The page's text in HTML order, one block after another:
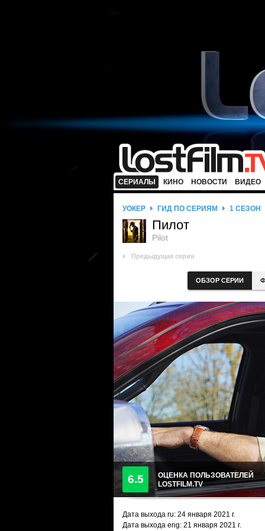
СЕРИАЛЫ КИНО НОВОСТИ ВИДЕО
УОКЕР ГИД ПО СЕРИЯМ 1 СЕЗОН
Пилот
Pilot
Предыдущая серия
ОБЗОР СЕРИИ
6.5
ОЦЕНКА ПОЛЬЗОВАТЕЛЕЙ
LOSTFILM.TV
Дата выхода ru: 24 января 2021 г.
Дата выхода eng: 21 января 2021 г.